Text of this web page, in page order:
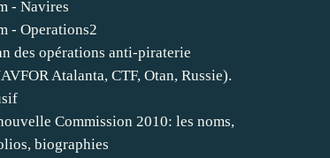
- Navires
- Operations2
des opérations anti-piraterie
Atalanta, CTF, Otan, Russie).
Commission 2010: les noms,
biographies